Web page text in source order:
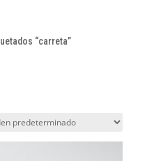
“carreta”